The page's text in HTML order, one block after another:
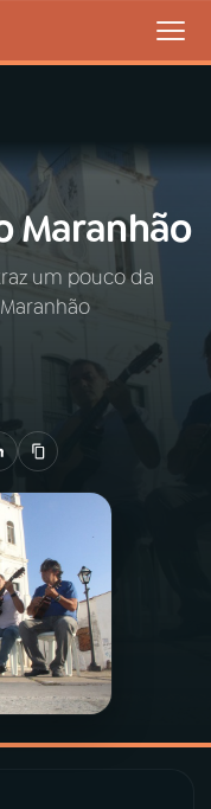
AO VIVO
Maranhão
um pouco da